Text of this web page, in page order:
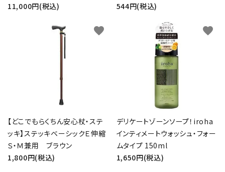
11,000円(税込) 544円(税込)
【どこでもらくちん安心杖・ステ
ッキ】ステッキベーシックＥ伸縮
Ｓ・Ｍ兼用 ブラウン
1,800円(税込)
favorite
デリケートゾーンソープ！iroha
インティメートウォッシュ・フォー
ムタイプ 150ml
1,650円(税込)
favorite